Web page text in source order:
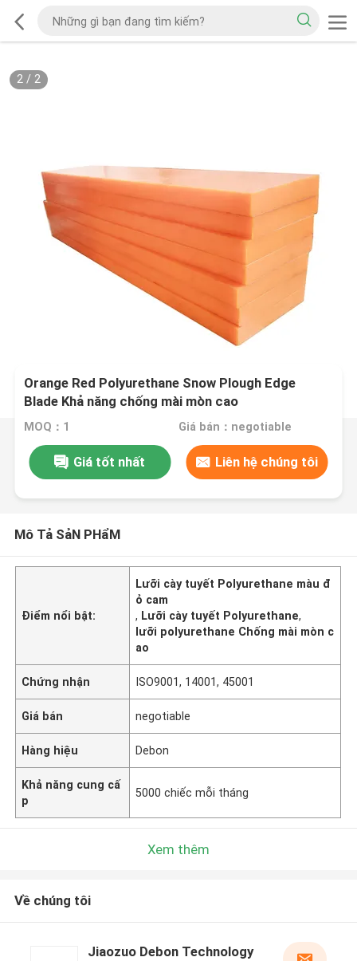
2/ 2
Orange Red Polyurethane Snow Plough Edge
Blade Khả năng chống mài mòn cao
MOQ：1 Giá bán：negotiable
Giá tốt nhất Liên hệ chúng tôi
Mô Tả SảN PHẩM
Điểm nổi bật:
Lưỡi cày tuyết Polyurethane màu đ
ỏ cam
, Lưỡi cày tuyết Polyurethane,
lưỡi polyurethane Chống mài mòn c
ao
Chứng nhận ISO9001, 14001, 45001
Giá bán negotiable
Hàng hiệu Debon
Khả năng cung cấ
p
5000 chiếc mỗi tháng
Xem thêm
Về chúng tôi
Jiaozuo Debon Technology